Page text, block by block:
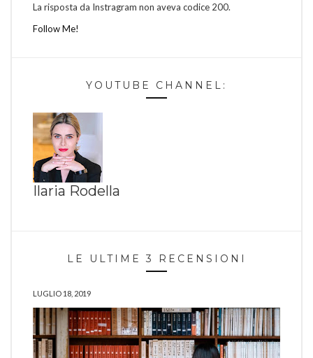
La risposta da Instragram non aveva codice 200.
Follow Me!
YOUTUBE CHANNEL:
Ilaria Rodella
LE ULTIME 3 RECENSIONI
LUGLIO 18, 2019